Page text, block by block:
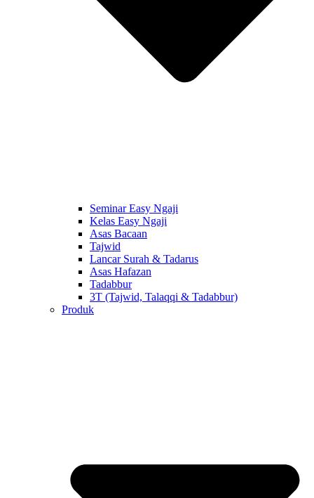
Seminar Easy Ngaji
Kelas Easy Ngaji
Asas Bacaan
Tajwid
Lancar Surah & Tadarus
Asas Hafazan
Tadabbur
3T (Tajwid, Talaqqi & Tadabbur)
Produk